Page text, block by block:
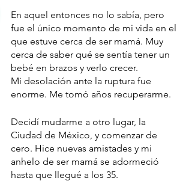
En aquel entonces no lo sabía, pero
fue el único momento de mi vida en el
que estuve cerca de ser mamá. Muy
cerca de saber qué se sentía tener un
bebé en brazos y verlo crecer.
Mi desolación ante la ruptura fue
enorme. Me tomó años recuperarme.
Decidí mudarme a otro lugar, la
Ciudad de México, y comenzar de
cero. Hice nuevas amistades y mi
anhelo de ser mamá se adormeció
hasta que llegué a los 35.